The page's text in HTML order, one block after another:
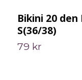
Bikini 20
S(36/38)
79 kr